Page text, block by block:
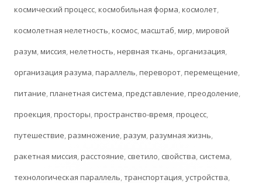
космический процесс,космобильная форма,космолет,
космолетная нелетность,космос,масштаб,мир,мировой
разум,миссия,нелетность,нервная ткань, организация,
организация разума,параллель,переворот,перемещение,
питание,планетная система,представление,преодоление,
проекция,просторы,пространство-время,процесс,
путешествие,размножение,разум,разумная жизнь,
ракетная миссия,расстояние, светило, свойства, система,
технологическая параллель,транспортация,устройства,